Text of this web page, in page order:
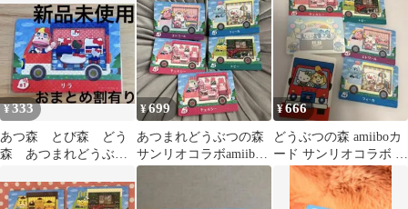
¥333
あつ森 とび森 どう
森 あつまれどうぶつ
ンリオ リラ
¥699
あつまれどうぶつの森
サンリオコラボamiibo
カード 5枚
¥666
どうぶつの森 amiiboカ
ード サンリオコラボ 6
枚セット